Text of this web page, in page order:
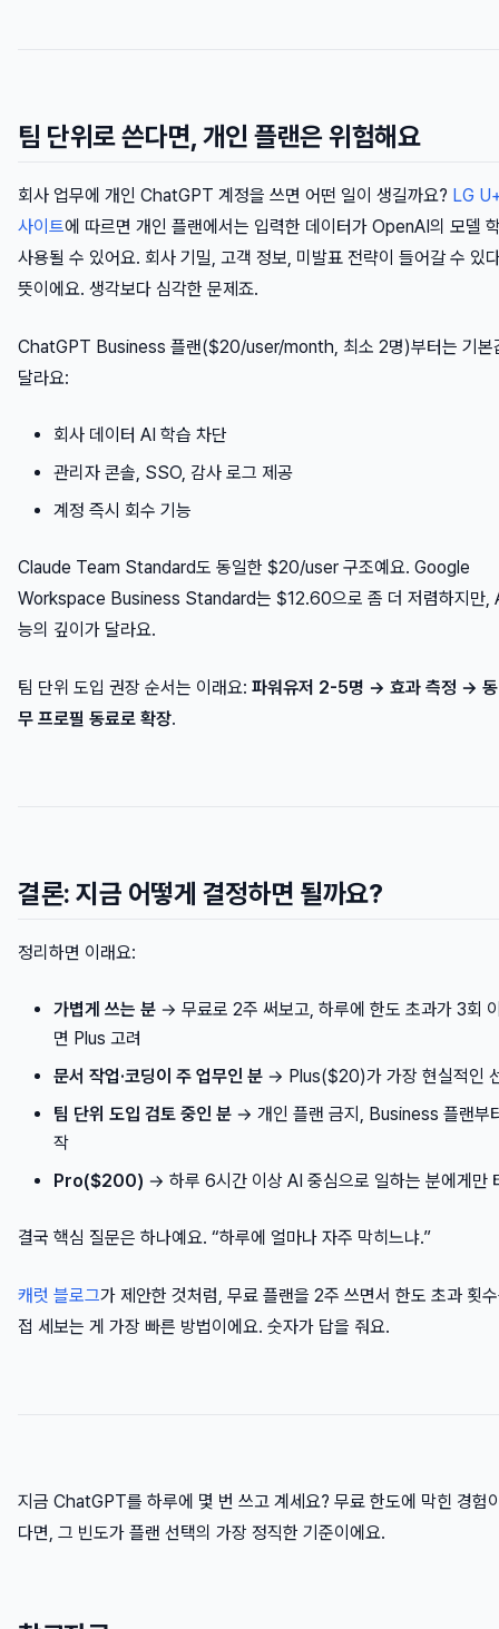
팀 단위로 쓴다면, 개인 플랜은 위험해요
회사 업무에 개인 ChatGPT 계정을 쓰면 어떤 일이 생길까요? LG
사이트에 따르면 개인 플랜에서는 입력한 데이터가 OpenAI의 모델
사용될 수 있어요. 회사 기밀, 고객 정보, 미발표 전략이 들어갈 수 있
뜻이에요. 생각보다 심각한 문제죠.
ChatGPT Business 플랜($20/user/month, 최소 2명)부터는 기본
달라요:
회사 데이터 AI 학습 차단
관리자 콘솔, SSO, 감사 로그 제공
계정 즉시 회수 기능
Claude Team Standard도 동일한 $20/user 구조예요. Google
Workspace Business Standard는 $12.60으로 좀 더 저렴하지만,
능의 깊이가 달라요.
팀 단위 도입 권장 순서는 이래요: 파워유저 2-5명 → 효과 측정 → 동
무 프로필 동료로 확장.
결론: 지금 어떻게 결정하면 될까요?
정리하면 이래요:
가볍게 쓰는 분 → 무료로 2주 써보고, 하루에 한도 초과가 3회
면 Plus 고려
문서 작업·코딩이 주 업무인 분 → Plus($20)가 가장 현실적인
팀 단위 도입 검토 중인 분 → 개인 플랜 금지, Business 플랜부
작
Pro($200) → 하루 6시간 이상 AI 중심으로 일하는 분에게만
결국 핵심 질문은 하나예요. “하루에 얼마나 자주 막히느냐.”
캐럿 블로그가 제안한 것처럼, 무료 플랜을 2주 쓰면서 한도 초과 횟
접 세보는 게 가장 빠른 방법이에요. 숫자가 답을 줘요.
지금 ChatGPT를 하루에 몇 번 쓰고 계세요? 무료 한도에 막힌 경험
다면, 그 빈도가 플랜 선택의 가장 정직한 기준이에요.